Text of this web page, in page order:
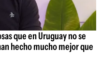
que en Uruguay no se
hecho mucho mejor que